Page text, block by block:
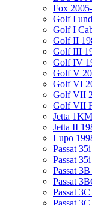
Fox
Golf I
Golf I
Golf II
Golf III
Golf IV
Golf V
Golf VI
Golf VII
Golf VII
Jetta
Jetta II
Lupo
Passat
Passat
Passat
Passat
Passat
Passat